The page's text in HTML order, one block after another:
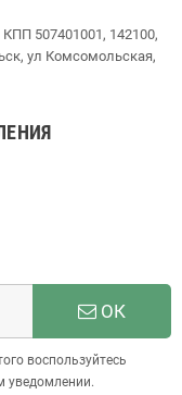
507401001, 142100,
ул Комсомольская,
ОК
воспользуйтесь
уведомлении.